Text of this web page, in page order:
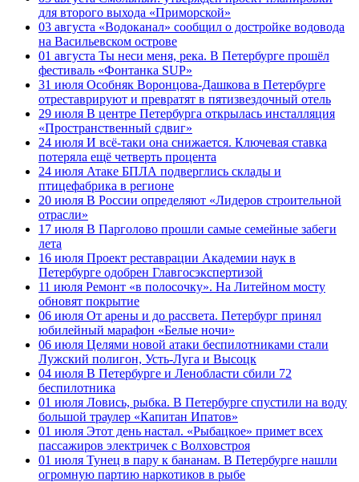
для второго выхода «Приморской»
03 августа «Водоканал» сообщил о достройке водовода
на Васильевском острове
01 августа Ты неси меня, река. В Петербурге прошёл
фестиваль «Фонтанка SUP»
31 июля Особняк Воронцова-Дашкова в Петербурге
отреставрируют и превратят в пятизвездочный отель
29 июля В центре Петербурга открылась инсталляция
«Пространственный сдвиг»
24 июля И всё-таки она снижается. Ключевая ставка
потеряла ещё четверть процента
24 июля Атаке БПЛА подверглись склады и
птицефабрика в регионе
20 июля В России определяют «Лидеров строительной
отрасли»
17 июля В Парголово прошли самые семейные забеги
лета
16 июля Проект реставрации Академии наук в
Петербурге одобрен Главгосэкспертизой
11 июля Ремонт «в полосочку». На Литейном мосту
обновят покрытие
06 июля От арены и до рассвета. Петербург принял
юбилейный марафон «Белые ночи»
06 июля Целями новой атаки беспилотниками стали
Лужский полигон, Усть-Луга и Высоцк
04 июля В Петербурге и Ленобласти сбили 72
беспилотника
01 июля Ловись, рыбка. В Петербурге спустили на воду
большой траулер «Капитан Ипатов»
01 июля Этот день настал. «Рыбацкое» примет всех
пассажиров электричек с Волховстроя
01 июля Тунец в пару к бананам. В Петербурге нашли
огромную партию наркотиков в рыбе